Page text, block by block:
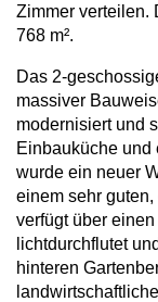
Zimmer verteilen.
768 m².
Das 2-
massiver
modernisiert und
Einbauküche und
wurde ein neuer
einem sehr
verfügt über
lichtdurchflutet
hinteren